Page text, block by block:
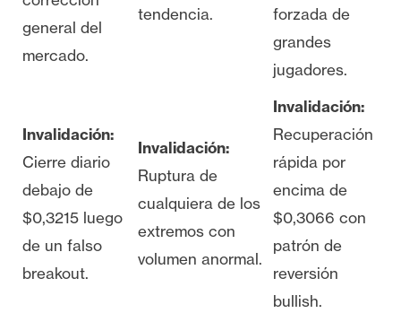
general del
mercado.
tendencia.
forzada de
grandes
jugadores.
Invalidación:
Cierre diario
debajo de
$0,3215 luego
de un falso
breakout.
Invalidación:
Ruptura de
cualquiera de los
extremos con
volumen anormal.
Invalidación:
Recuperación
rápida por
encima de
$0,3066 con
patrón de
reversión
bullish.